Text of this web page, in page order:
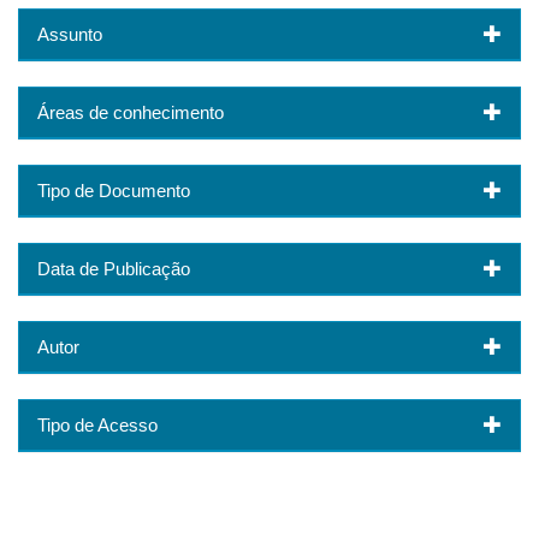
Assunto
Áreas de conhecimento
Tipo de Documento
Data de Publicação
Autor
Tipo de Acesso